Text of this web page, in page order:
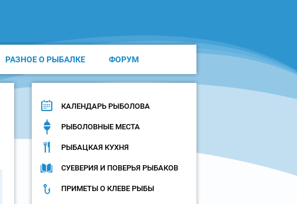
РАЗНОЕ О РЫБАЛКЕ ФОРУМ
КАЛЕНДАРЬ РЫБОЛОВА
РЫБОЛОВНЫЕ МЕСТА
РЫБАЦКАЯ КУХНЯ
СУЕВЕРИЯ И ПОВЕРЬЯ РЫБАКОВ
ПРИМЕТЫ О КЛЕВЕ РЫБЫ